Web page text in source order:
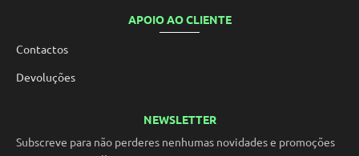
APOIO AO CLIENTE
Contactos
Devoluções
NEWSLETTER
Subscreve para não perderes nenhumas novidades e promoções